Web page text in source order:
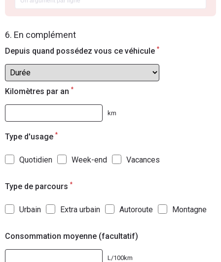
6. En complément
Depuis quand possédez vous ce véhicule *
Kilomètres par an *
km
Type d'usage *
Quotidien Week-end Vacances
Type de parcours *
Urbain Extra urbain Autoroute Montagne
Consommation moyenne (facultatif)
L/100km